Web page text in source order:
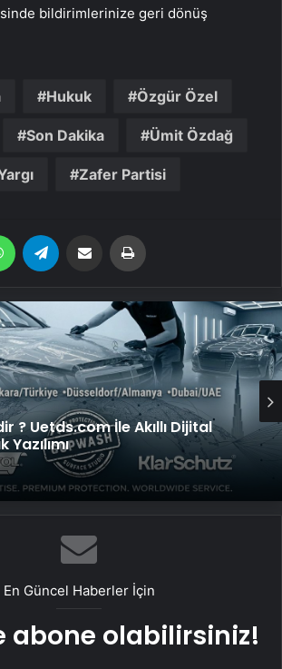
bildirimlerinize geri dönüş
Hukuk Özgür Özel
Son Dakika Ümit Özdağ
Zafer Partisi
WhatsApp Email'den paylaş
? Uetds.com İle Akıllı Dijital
Yazılımı
En Güncel Haberler İçin
abone olabilirsiniz!